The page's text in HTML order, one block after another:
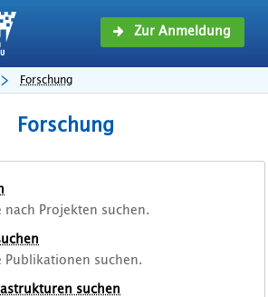
Zur Anmeldung
Forschung
Forschung
nach Projekten suchen.
Publikationen suchen.
suchen